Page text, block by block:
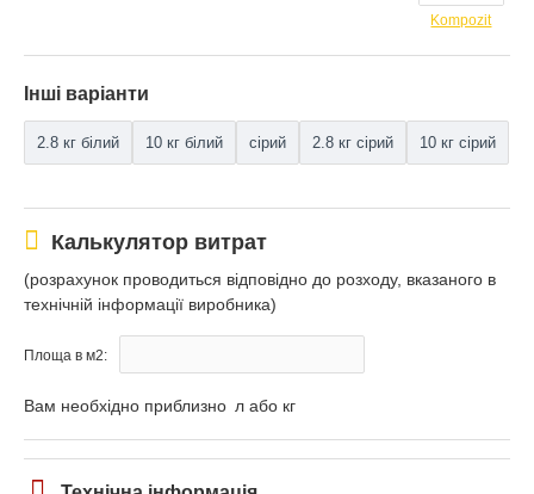
Kompozit
Інші варіанти
2.8 кг білий 10 кг білий сірий 2.8 кг сірий 10 кг сірий
Калькулятор витрат
(розрахунок проводиться відповідно до розходу, вказаного в
технічній інформації виробника)
Площа в м2:
Вам необхідно приблизно л або кг